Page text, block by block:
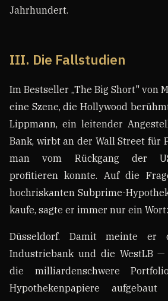
Jahrhundert.
III. Die Fallstudien
Im Bestseller „The Big Short" von
eine Szene, die Hollywood
Lippmann, ein leitender
Bank, wirbt an der Wall Street für
man vom Rückgang der US-
profitieren konnte. Auf die
hochriskanten Subprime-
kaufe, sagte er immer nur ein
Düsseldorf. Damit meinte er
Industriebank und die WestLB
die milliardenschwere
Hypothekenpapiere